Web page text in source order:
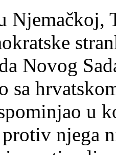
Njemačkoj,
Novog
sa
u
njega